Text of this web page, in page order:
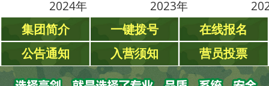
2024年 2023年 2022年
集团简介 一键拨号
在线报名
公告通知
入营须知 营员投票